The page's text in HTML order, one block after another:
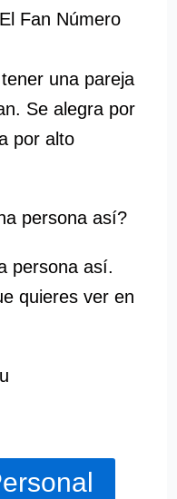
Fan Número
una pareja
Se alegra por
por alto
persona así?
persona así.
quieres ver en